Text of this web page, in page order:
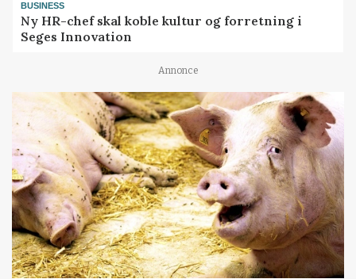
BUSINESS
Ny HR-chef skal koble kultur og forretning i
Seges Innovation
Annonce